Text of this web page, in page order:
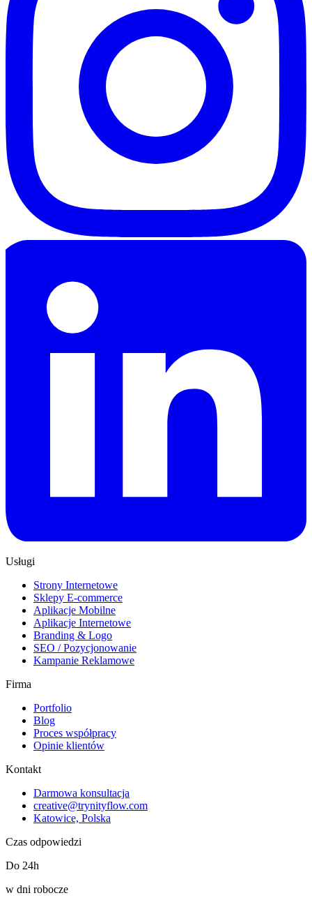
Usługi
Strony Internetowe
Sklepy E-commerce
Aplikacje Mobilne
Aplikacje Internetowe
Branding & Logo
SEO / Pozycjonowanie
Kampanie Reklamowe
Firma
Portfolio
Blog
Proces współpracy
Opinie klientów
Kontakt
Darmowa konsultacja
creative@trynityflow.com
Katowice, Polska
Czas odpowiedzi
Do 24h
w dni robocze